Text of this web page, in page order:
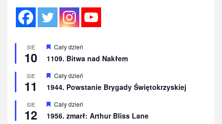
SIE
10
Wyróżnione
Cały dzień
1109. Bitwa nad Nakłem
SIE
11
Wyróżnione
Cały dzień
1944. Powstanie Brygady Świętokrzyskiej
SIE
12
Wyróżnione
Cały dzień
1956. zmarł: Arthur Bliss Lane